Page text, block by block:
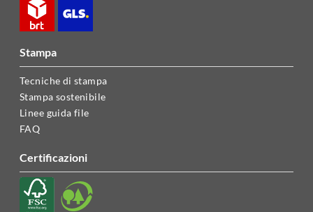
stampa
Tecniche di stampa
Stampa sostenibile
Linee guida file
FAQ
certificazioni